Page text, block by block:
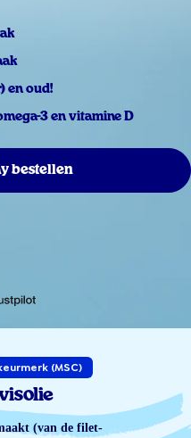
en oud!
3 en vitamine D
bestellen
(MSC)
(van de filet-